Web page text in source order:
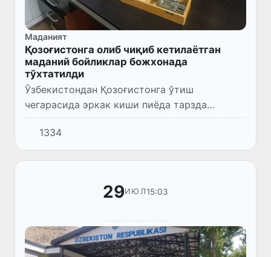
Маданият
Қозоғистонга олиб чиқиб кетилаётган
маданий бойликлар божхонада
тўхтатилди
Ўзбекистондан Қозоғистонга ўтиш
чегарасида эркак киши пиёда тарзда
маданий мерос ашёларини олиб ўтмоқчи
бўлди.
1334
29ИЮЛ15:03